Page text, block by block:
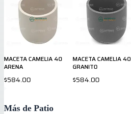
MACETA CAMELIA 40
ARENA
$584.00
MACETA CAMELIA 40
GRANITO
$584.00
Más de Patio